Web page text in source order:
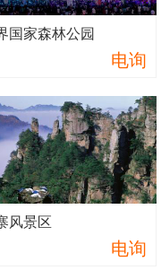
国家森林公园
电询
风景区
电询